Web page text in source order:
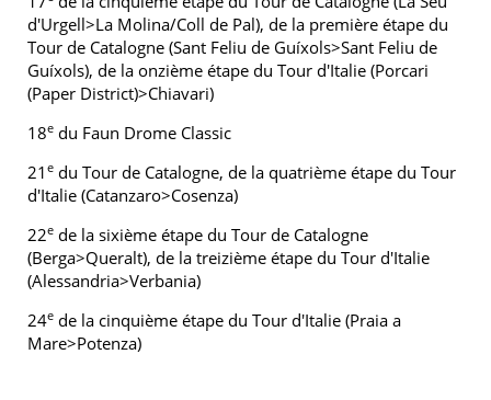
d'Urgell>La Molina/Coll de Pal), de la première étape du
Tour de Catalogne (Sant Feliu de Guíxols>Sant Feliu de
Guíxols), de la onzième étape du Tour d'Italie (Porcari
(Paper District)>Chiavari)
18e du Faun Drome Classic
21 e du Tour de Catalogne, de la quatrième étape du Tour
d'Italie (Catanzaro>Cosenza)
22e de la sixième étape du Tour de Catalogne
(Berga>Queralt), de la treizième étape du Tour d'Italie
(Alessandria>Verbania)
24e de la cinquième étape du Tour d'Italie (Praia a
Mare>Potenza)